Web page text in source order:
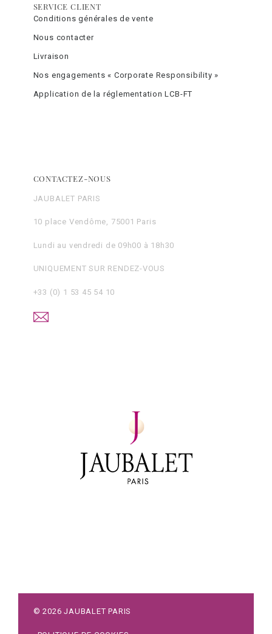
SERVICE CLIENT
Conditions générales de vente
Nous contacter
Livraison
Nos engagements « Corporate Responsibility »
Application de la réglementation LCB-FT
CONTACTEZ-NOUS
JAUBALET PARIS
10 place Vendôme, 75001 Paris
Lundi au vendredi de 09h00 à 18h30
UNIQUEMENT SUR RENDEZ-VOUS
+33 (0) 1 53 45 54 10
©2026 JAUBALET PARIS